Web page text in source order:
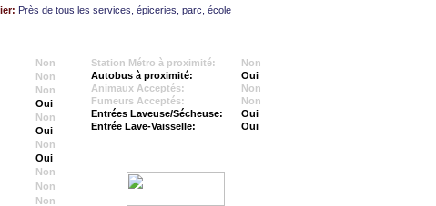
Près de tous les services, épiceries, parc, école
Non
Non
Non
Oui
Non
Oui
Non
Oui
Non
Non
Non
Station Métro à proximité:
Non
Autobus à proximité:
Oui
Animaux Acceptés:
Non
Fumeurs Acceptés:
Non
Entrées Laveuse/Sécheuse:
Oui
Entrée Lave-Vaisselle:
Oui